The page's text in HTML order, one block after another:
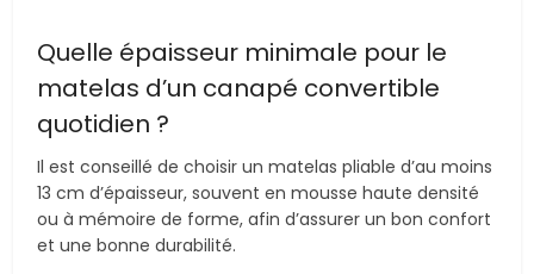
Quelle épaisseur minimale pour le
matelas d’un canapé convertible
quotidien ?
Il est conseillé de choisir un matelas pliable d’au moins
13 cm d’épaisseur, souvent en mousse haute densité
ou à mémoire de forme, afin d’assurer un bon confort
et une bonne durabilité.